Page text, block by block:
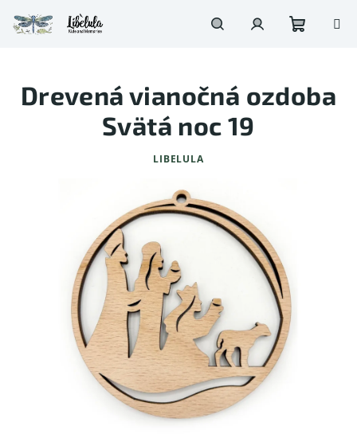
na
obsah
košík
Drevená vianočná ozdoba
Svätá noc 19
LIBELULA